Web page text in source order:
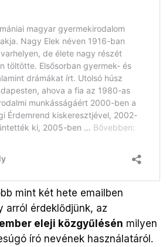
mint két hete emailben
arról érdeklődjünk, az
eleji közgyűlésén milyen
író nevének használatáról.